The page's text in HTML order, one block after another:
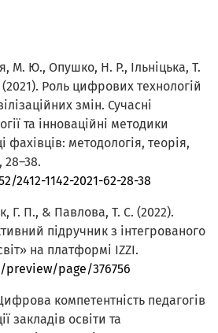
М. Ю., Опушко, Н. Р., Ільніцька, Т.
Роль цифрових технологій
змін. Сучасні
та інноваційні методики
фахівців: методологія, теорія,
2412-1142-2021-62-28-38
Г. П., & Павлова, Т. С. (2022).
підручник з інтегрованого
на платформі IZZI.
page/376756
компетентність педагогів
закладів освіти та